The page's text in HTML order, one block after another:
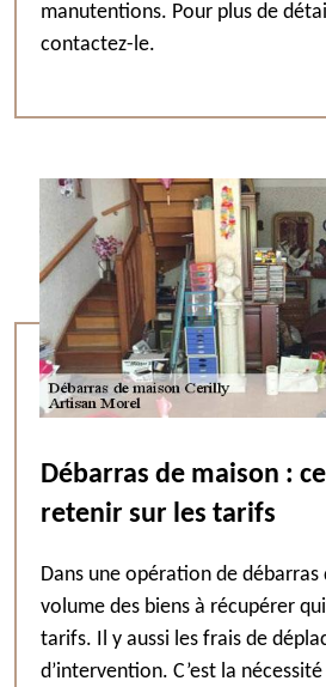
manutentions. Pour plus de
contactez-le.
Débarras de maison :
retenir sur les tarifs
Dans une opération de débarras
volume des biens à récupérer
tarifs. Il y aussi les frais de
d’intervention. C’est la